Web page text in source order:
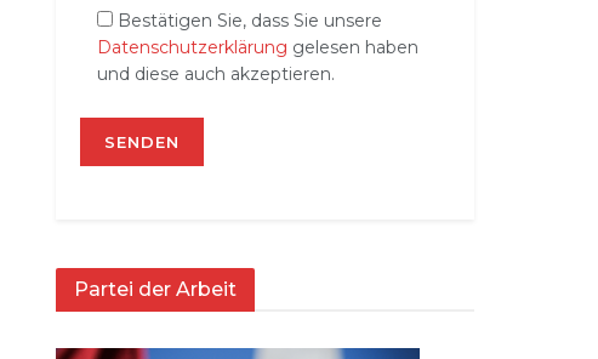
Bestätigen Sie, dass Sie unsere
Datenschutzerklärung gelesen haben
und diese auch akzeptieren.
Partei der Arbeit